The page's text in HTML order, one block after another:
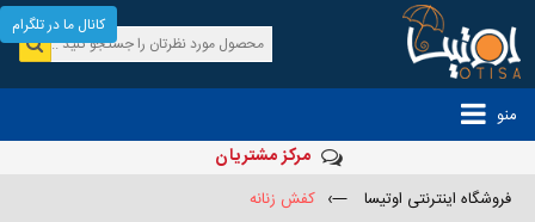
منو
مرکز مشتریان
فروشگاه اینترنتی اوتیسا —› کفش زنانه
کانال ما در تلگرام